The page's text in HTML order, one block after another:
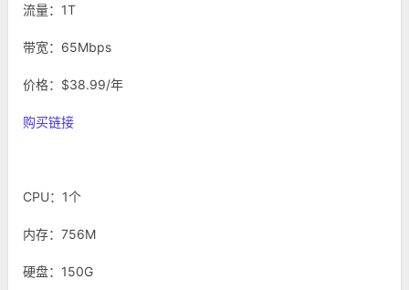
流量：1T
带宽：65Mbps
价格：$38.99/年
购买链接
CPU：1个
内存：756M
硬盘：150G